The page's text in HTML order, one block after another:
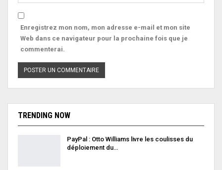
Enregistrez mon nom, mon adresse e-mail et mon site
Web dans ce navigateur pour la prochaine fois que je
commenterai.
TRENDING NOW
PayPal : Otto Williams livre les coulisses du
déploiement du…